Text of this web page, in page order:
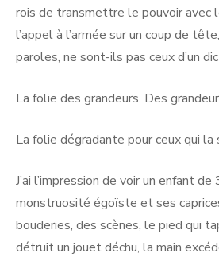
rois de transmettre le pouvoir avec
l’appel à l’armée sur un coup de
paroles, ne sont-ils pas ceux d’un
La folie des grandeurs. Des
La folie dégradante pour ceux qui la
J’ai l’impression de voir un enfant
monstruosité égoïste et ses
bouderies, des scènes, le pied qui
détruit un jouet déchu, la main